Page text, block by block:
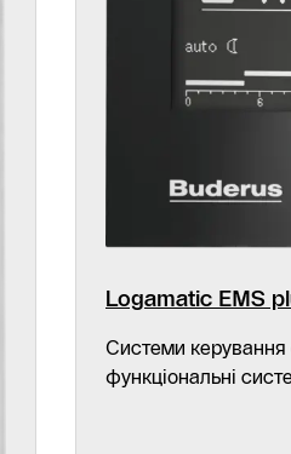
Logamatic EMS
Системи керування
функціональні